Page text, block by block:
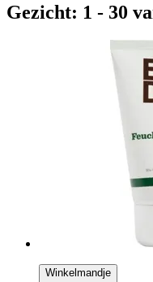
Gezicht: 1 - 30
Winkelmandje